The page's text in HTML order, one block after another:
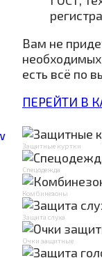
Вам не
есть всё по
ПЕРЕЙТИ В
Защитные куртки
Спецодежда
Комбинезоны
Защита слуха
Очки защитные